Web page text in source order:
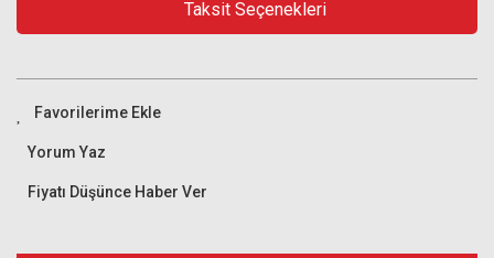
Taksit Seçenekleri
Yorum Yaz
Fiyatı Düşünce Haber Ver